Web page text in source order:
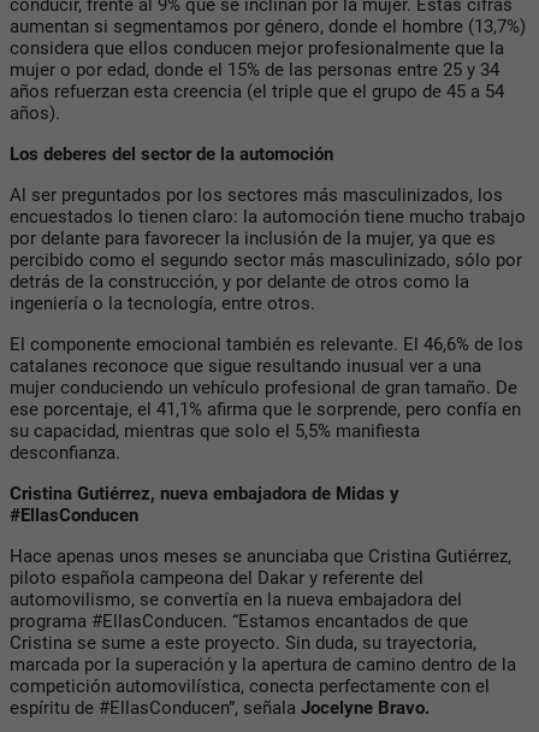
conducir, frente al 9% que se inclinan por la mujer. Estas cifras
aumentan si segmentamos por género, donde el hombre (13,7%)
considera que ellos conducen mejor profesionalmente que la
mujer o por edad, donde el 15% de las personas entre 25 y 34
años refuerzan esta creencia (el triple que el grupo de 45 a 54
años).
Los deberes del sector de la automoción
Al ser preguntados por los sectores más masculinizados, los
encuestados lo tienen claro: la automoción tiene mucho trabajo
por delante para favorecer la inclusión de la mujer, ya que es
percibido como el segundo sector más masculinizado, sólo por
detrás de la construcción, y por delante de otros como la
ingeniería o la tecnología, entre otros.
El componente emocional también es relevante. El 46,6% de los
catalanes reconoce que sigue resultando inusual ver a una
mujer conduciendo un vehículo profesional de gran tamaño. De
ese porcentaje, el 41,1% afirma que le sorprende, pero confía en
su capacidad, mientras que solo el 5,5% manifiesta
desconfianza.
Cristina Gutiérrez, nueva embajadora de Midas y
#EllasConducen
Hace apenas unos meses se anunciaba que Cristina Gutiérrez,
piloto española campeona del Dakar y referente del
automovilismo, se convertía en la nueva embajadora del
programa #EllasConducen. “Estamos encantados de que
Cristina se sume a este proyecto. Sin duda, su trayectoria,
marcada por la superación y la apertura de camino dentro de la
competición automovilística, conecta perfectamente con el
espíritu de #EllasConducen”, señala Jocelyne Bravo.